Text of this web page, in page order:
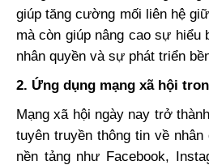
giúp tăng cường mối liên hệ
mà còn giúp nâng cao sự hiểu
nhân quyền và sự phát triển
2. Ứng dụng mạng xã hội
Mạng xã hội ngày nay trở
tuyên truyền thông tin về
nền tảng như Facebook,